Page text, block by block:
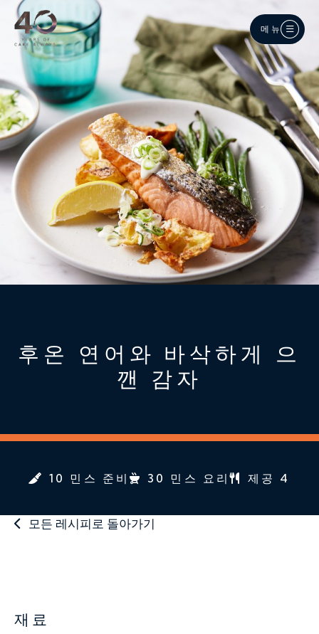
메인 콘텐츠로 건너뛰기
메뉴
후온 연어와 바삭하게 으
깬 감자
10 민스 준비 30 민스 요리 제공 4
모든 레시피로 돌아가기
재료